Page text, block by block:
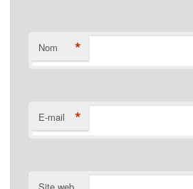
Nom *
E-mail *